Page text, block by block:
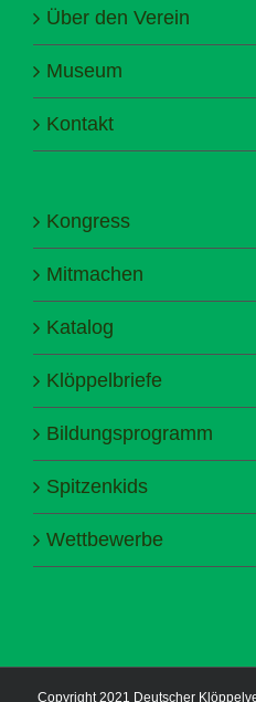
Über den Verein
Museum
Kontakt
Kongress
Mitmachen
Katalog
Klöppelbriefe
Bildungsprogramm
Spitzenkids
Wettbewerbe
Copyright 2021 Deutscher